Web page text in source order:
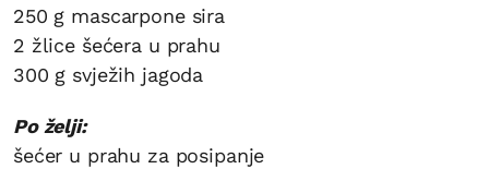
250 g mascarpone sira
2 žlice šećera u prahu
300 g svježih jagoda
Po želji:
šećer u prahu za posipanje